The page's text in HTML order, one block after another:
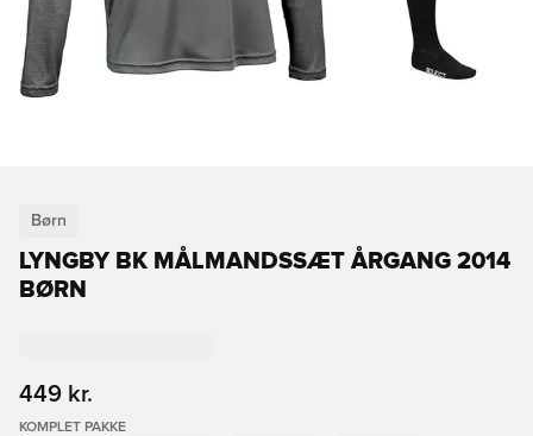
Børn
LYNGBY BK MÅLMANDSSÆT ÅRGANG 2014
BØRN
449 kr.
KOMPLET PAKKE